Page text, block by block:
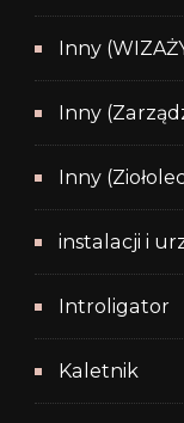
Inny
Inny
Inny
instalacji i
Introligator
Kaletnik